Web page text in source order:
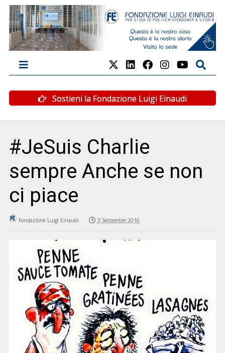
Sostieni la Fondazione Luigi Einaudi
#JeSuis Charlie
sempre Anche se non
ci piace
Fondazione Luigi Einaudi 3 Settembre 2016